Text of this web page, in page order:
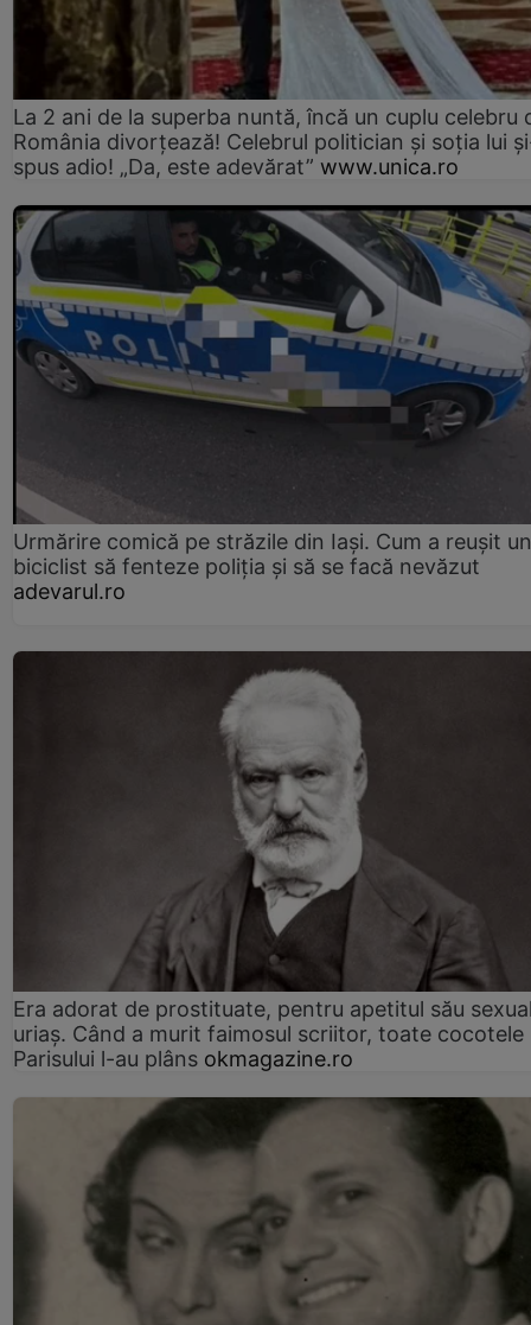
La 2 ani de la superba nuntă, încă un cuplu celebru
România divorțează! Celebrul politician și soția lui
spus adio! „Da, este adevărat” www.unica.ro
Urmărire comică pe străzile din Iași. Cum a reușit un
biciclist să fenteze poliția și să se facă nevăzut
adevarul.ro
Era adorat de prostituate, pentru apetitul său
uriaș. Când a murit faimosul scriitor, toate cocotele
Parisului l-au plâns okmagazine.ro